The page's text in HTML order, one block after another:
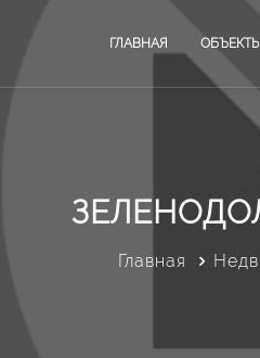
ГЛАВНАЯ ОБЪЕКТЫ
Главная